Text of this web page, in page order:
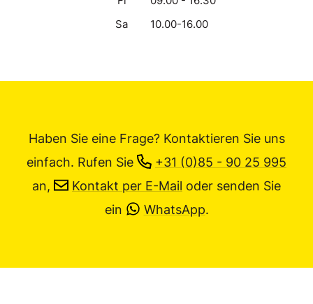
Sa
10.00-16.00
Haben Sie eine Frage? Kontaktieren Sie uns
einfach. Rufen Sie
+31 (0)85 - 90 25 995
an,
Kontakt per E-Mail oder senden Sie
ein
WhatsApp.